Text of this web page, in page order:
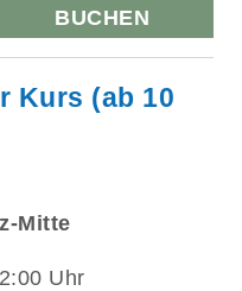
BUCHEN
Kurs (ab 10
Mitte
Uhr